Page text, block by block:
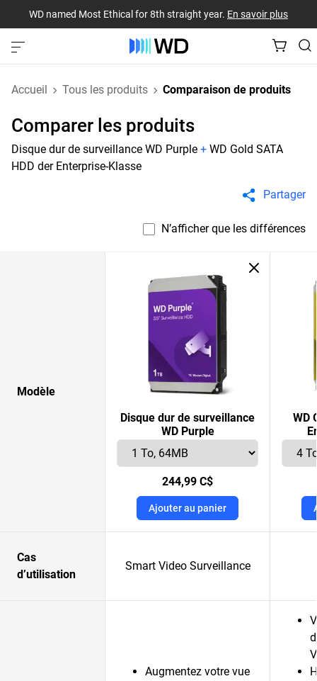
WD named Most Ethical for 8th straight year. En savoir plus
Accueil Tous les produits Comparaison de produits
Comparer les produits
Disque dur de surveillance WD Purple + WD Gold SATA
HDD der Enterprise-Klasse
Partager
N’afficher que les différences
Modèle
Disque dur de surveillance
WD Purple
244,99 C$
Ajouter au panier
WD
Cas
d’utilisation
Smart Video Surveillance
Augmentez votre vue